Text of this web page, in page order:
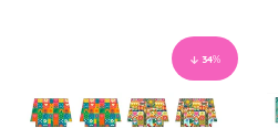
34%